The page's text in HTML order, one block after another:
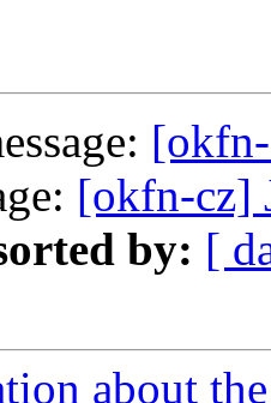
[okfn-cz]
by: [
about